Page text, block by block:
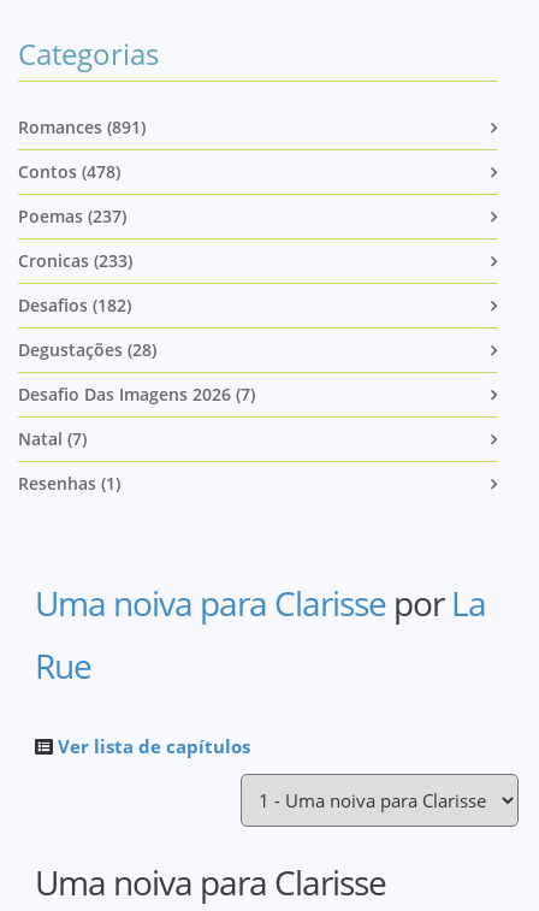
Categorias
Romances (891)
Contos (478)
Poemas (237)
Cronicas (233)
Desafios (182)
Degustações (28)
Desafio Das Imagens 2026 (7)
Natal (7)
Resenhas (1)
Uma noiva para Clarisse porLa
Rue
Ver lista de capítulos
Uma noiva para Clarisse